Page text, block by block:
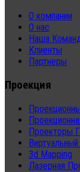
О компании
О нас
Наша
Клиенты
Партнеры
Проекция
Проекторы
3d Mapping
Лазерная